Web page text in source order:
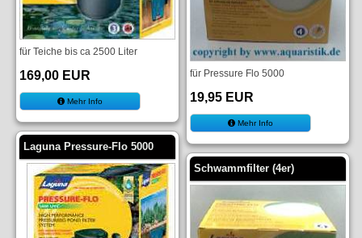
für Teiche bis ca 2500 Liter
169,00 EUR
Mehr Info
Laguna Pressure-Flo 5000
für Pressure Flo 5000
19,95 EUR
Mehr Info
Schwammfilter (4er)